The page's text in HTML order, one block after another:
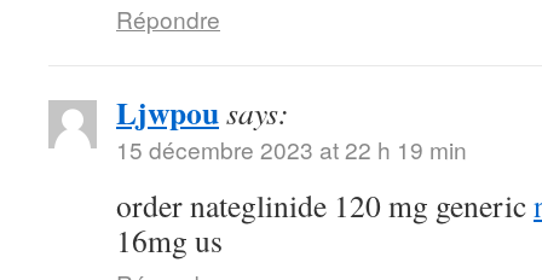
Répondre
Ljwpousays:
15 décembre 2023 at 22 h 19 min
order nateglinide 120 mg generic
16mg us